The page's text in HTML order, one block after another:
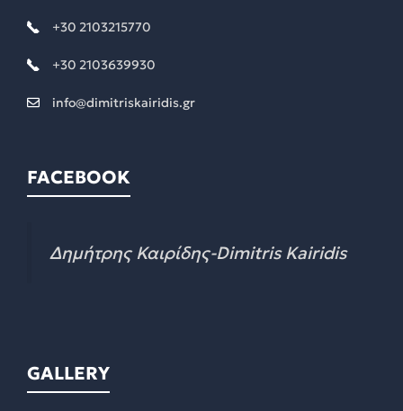
+30 2103215770
+30 2103639930
info@dimitriskairidis.gr
FACEBOOK
Δημήτρης Καιρίδης-Dimitris Kairidis
GALLERY